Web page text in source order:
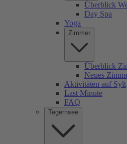
Überblick
Day Spa
Yoga
Zimmer
Überblick
Neues
Aktivitäten auf Sylt
Last Minute
FAQ
Tegernsee